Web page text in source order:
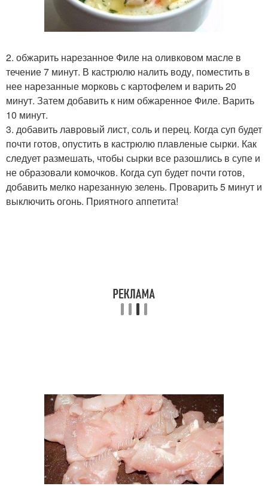
2. обжарить нарезанное Филе на оливковом масле в
течение 7 минут. В кастрюлю налить воду, поместить в
нее нарезанные морковь с картофелем и варить 20
минут. Затем добавить к ним обжаренное Филе. Варить
10 минут.
3. добавить лавровый лист, соль и перец. Когда суп будет
почти готов, опустить в кастрюлю плавленые сырки. Как
следует размешать, чтобы сырки все разошлись в супе и
не образовали комочков. Когда суп будет почти готов,
добавить мелко нарезанную зелень. Проварить 5 минут и
выключить огонь. Приятного аппетита!